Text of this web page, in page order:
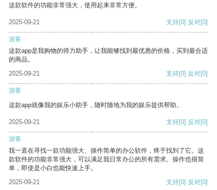
这款软件的功能非常强大，使用起来非常方便。
2025-09-21 支持[0] 反对[0]
游客
这款app是我购物的得力助手，让我能够找到最优惠的价格，买到最合适
的商品。
2025-09-21
支持[0] 反对[0]
游客
这款app就像我的娱乐小助手，随时随地为我的娱乐提供帮助。
2025-09-21 支持[0] 反对[0]
游客
我一直在寻找一款功能强大、操作简单的办公软件，终于找到了它。这
款软件的功能非常强大，可以满足我日常办公的所有需求。操作也很简
单，即使是小白也能快速上手。
2025-09-21
支持[0] 反对[0]